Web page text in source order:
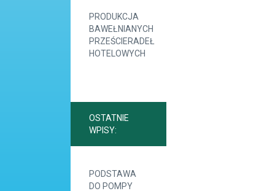
PRODUKCJA
BAWEŁNIANYCH
PRZEŚCIERADEŁ
HOTELOWYCH
OSTATNIE
WPISY:
PODSTAWA
DO POMPY